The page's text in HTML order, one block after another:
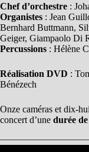
Chef d’orchestre :
Organistes : Jean
Bernhard Buttmann,
Geiger, Giampaolo Di
Percussions : Hélène
Réalisation DVD :
Bénézech
Onze caméras et dix-
concert d’une durée de